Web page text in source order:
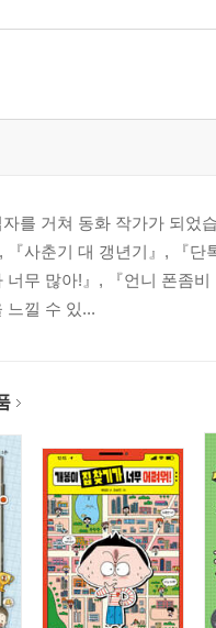
를 거쳐 동화 작가가 되었
『사춘기 대 갱년기』, 『
너무 많아!』, 『언니 폰좀
느낄 수 있...